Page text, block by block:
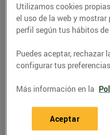
RECETAS
Utilizamos cookies
el uso de la web y
perfil según tus hábitos
Puedes aceptar, rechazar
configurar tus
Más información en la
Aceptar